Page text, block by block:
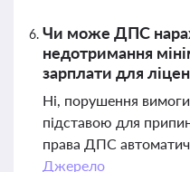
Чи може ДПС
недотримання
зарплати для
Ні, порушення
підставою для
права ДПС
Джерело